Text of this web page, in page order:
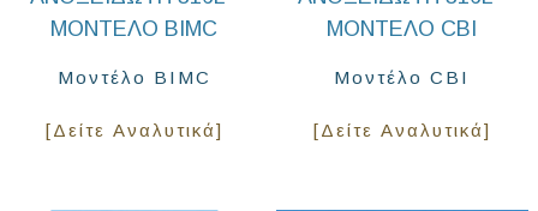
ΜΟΝΤΕΛΟ BIMC
Μοντέλο BIMC
[Δείτε Αναλυτικά]
ΜΟΝΤΕΛΟ CBI
Μοντέλο CBI
[Δείτε Αναλυτικά]